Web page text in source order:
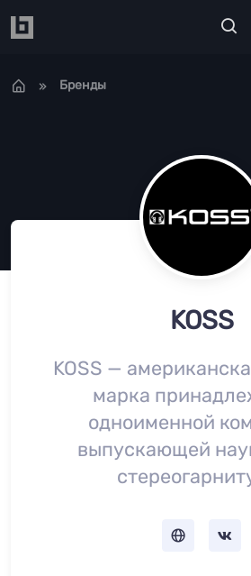
Бренды
KOSS
KOSS —
марка
одноименной
выпускающей